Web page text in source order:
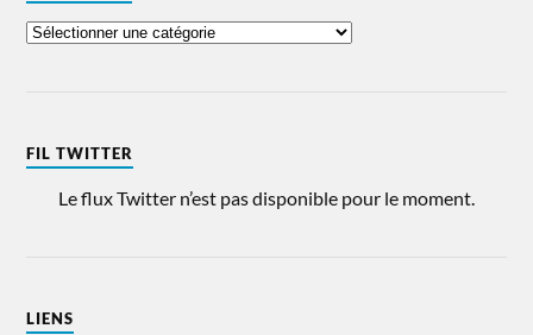
FIL TWITTER
Le flux Twitter n’est pas disponible pour le moment.
LIENS